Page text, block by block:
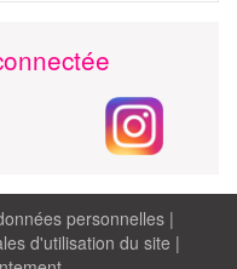
personnelles |
d'utilisation du site |